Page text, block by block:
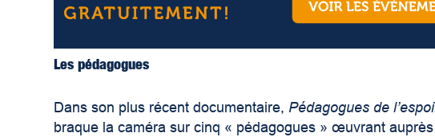
Les pédagogues
Dans son plus récent documentaire,Pédagogues de
braque la caméra sur cinq « pédagogues » œuvrant